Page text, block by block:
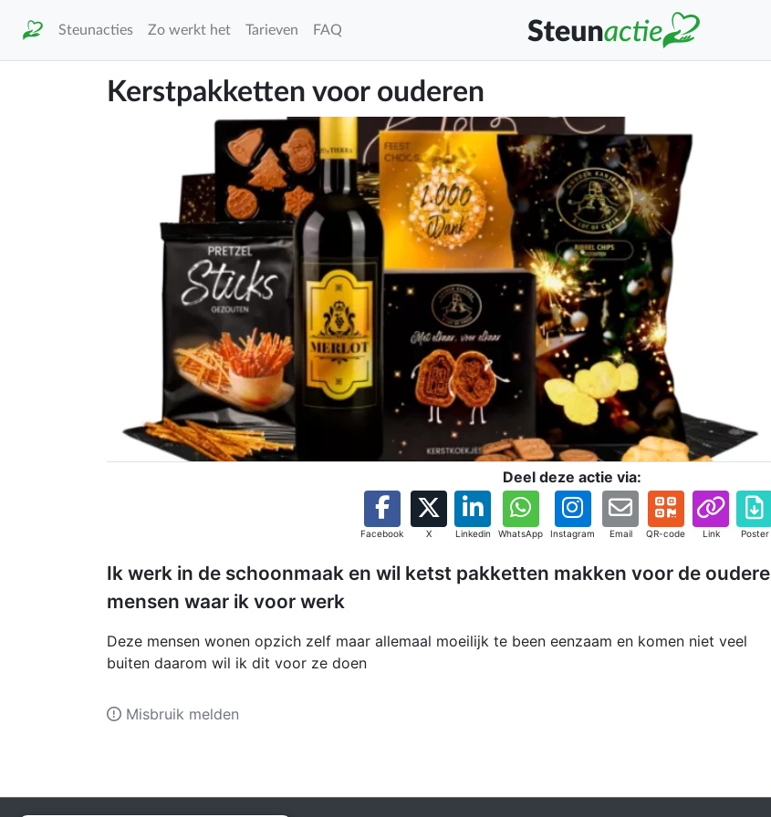
Steunacties Zo werkt het Tarieven FAQ
Kerstpakketten voor ouderen
Deel deze actie via:
Facebook X Linkedin WhatsApp Instagram Email QR-code Link Poster
Ik werk in de schoonmaak en wil ketst pakketten makken voor de oudere
mensen waar ik voor werk
Deze mensen wonen opzich zelf maar allemaal moeilijk te been eenzaam en komen niet veel
buiten daarom wil ik dit voor ze doen
Misbruik melden